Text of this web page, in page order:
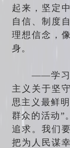
起来，坚定
自信、制度
理想信念，
身。
——学习马
主义关于坚
思主义最鲜
群众的活动”
追求。我们
把为人民谋